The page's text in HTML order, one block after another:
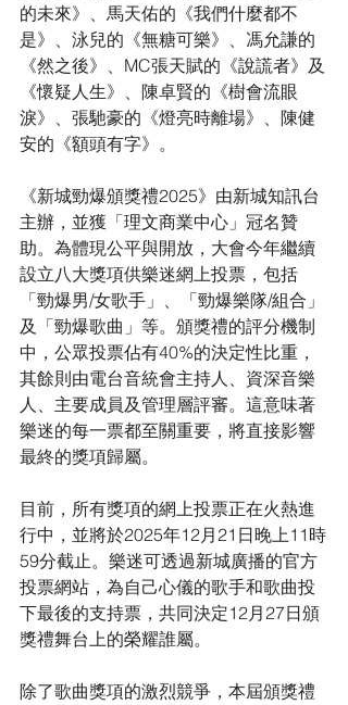
的未來》、馬天佑的《我們什麼都不
是》、泳兒的《無糖可樂》、馮允謙的
《然之後》、MC張天賦的《說謊者》及
《懷疑人生》、陳卓賢的《樹會流眼
淚》、張馳豪的《燈亮時離場》、陳健
安的《額頭有字》。
《新城勁爆頒獎禮2025》由新城知訊台
主辦，並獲「理文商業中心」冠名贊
助。為體現公平與開放，大會今年繼續
設立八大獎項供樂迷網上投票，包括
「勁爆男/女歌手」、「勁爆樂隊/組合」
及「勁爆歌曲」等。頒獎禮的評分機制
中，公眾投票佔有40%的決定性比重，
其餘則由電台音統會主持人、資深音樂
人、主要成員及管理層評審。這意味著
樂迷的每一票都至關重要，將直接影響
最終的獎項歸屬。
目前，所有獎項的網上投票正在火熱進
行中，並將於2025年12月21日晚上11時
59分截止。樂迷可透過新城廣播的官方
投票網站，為自己心儀的歌手和歌曲投
下最後的支持票，共同決定12月27日頒
獎禮舞台上的榮耀誰屬。
除了歌曲獎項的激烈競爭，本屆頒獎禮